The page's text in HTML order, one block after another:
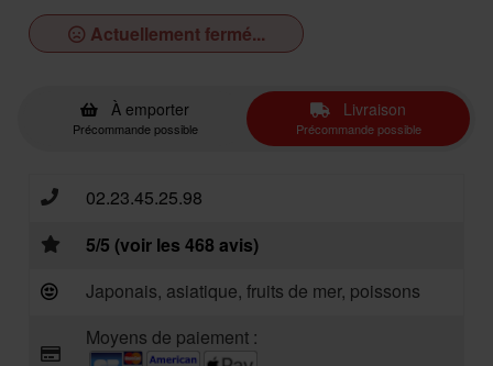
Actuellement fermé...
À emporter
Précommande possible
Livraison
Précommande possible
02.23.45.25.98
5/5 (voir les 468 avis)
Japonais, asiatique, fruits de mer, poissons
Moyens de paiement :